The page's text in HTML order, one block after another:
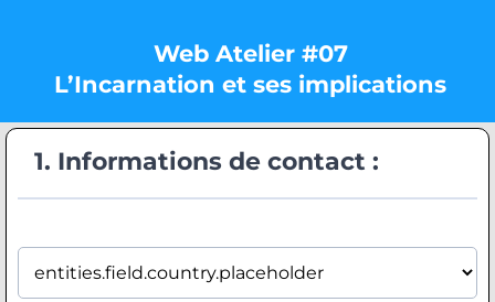
Web Atelier #07
L’Incarnation et ses implications
1. Informations de contact :